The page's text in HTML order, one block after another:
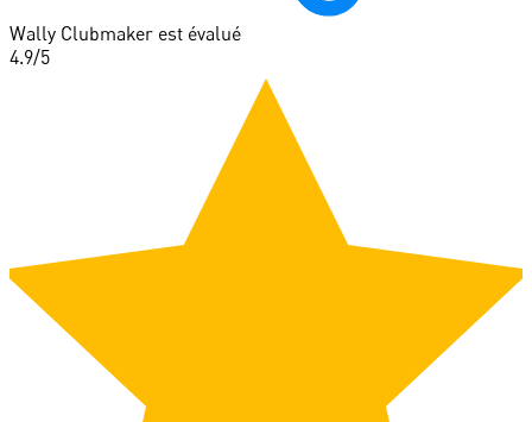
Wally Clubmaker est évalué
4.9/5